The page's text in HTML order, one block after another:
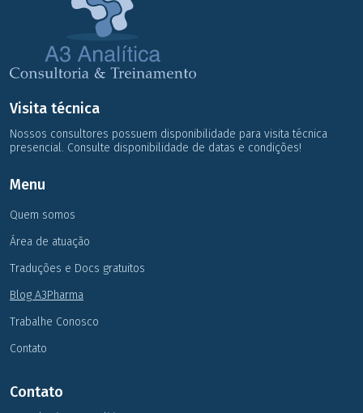
Visita técnica
Nossos consultores possuem disponibilidade para visita técnica
presencial. Consulte disponibilidade de datas e condições!
Menu
Quem somos
Área de atuação
Traduções e Docs gratuitos
Blog A3Pharma
Trabalhe Conosco
Contato
Contato